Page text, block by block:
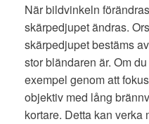
När bildvinkeln
skärpedjupet ändras.
skärpedjupet bestäms
stor bländaren är. Om
exempel genom att
objektiv med lång
kortare. Detta kan